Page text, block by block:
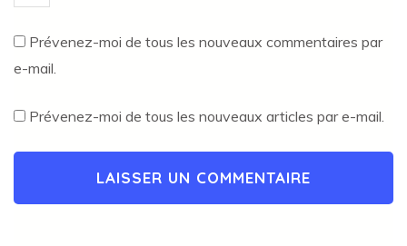
Prévenez-moi de tous les nouveaux commentaires par
e-mail.
Prévenez-moi de tous les nouveaux articles par e-mail.